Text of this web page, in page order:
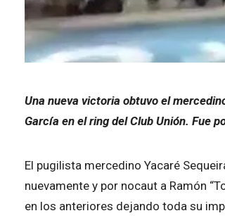
Una nueva victoria obtuvo el
García en el ring del Club Unión. Fue
El pugilista mercedino Yacaré
nuevamente y por nocaut a Ramón
en los anteriores dejando toda su